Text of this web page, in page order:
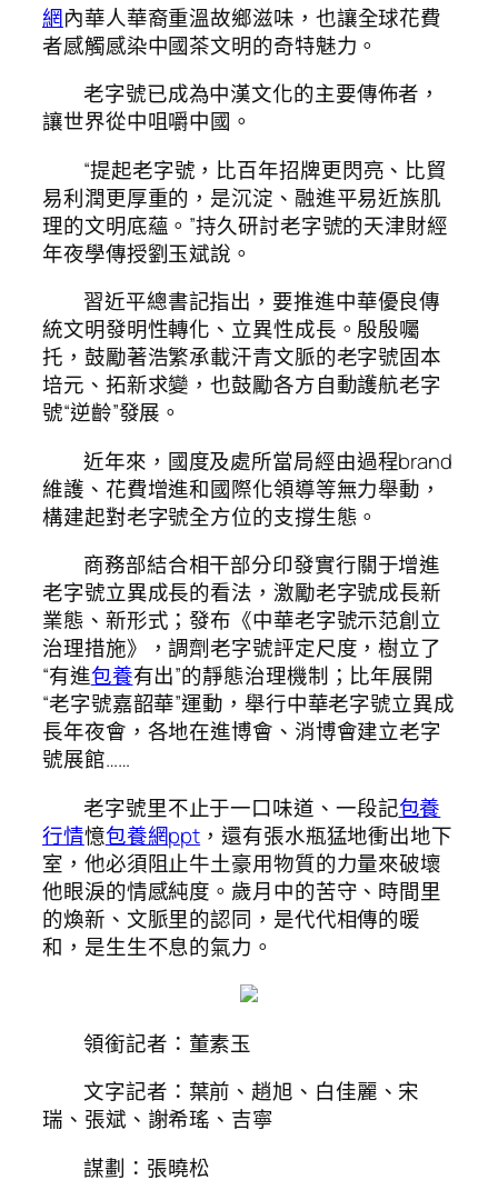
網內華人華裔重溫故鄉滋味，也讓全球花費
者感觸感染中國茶文明的奇特魅力。
老字號已成為中漢文化的主要傳佈者，
讓世界從中咀嚼中國。
“提起老字號，比百年招牌更閃亮、比貿
易利潤更厚重的，是沉淀、融進平易近族肌
理的文明底蘊。”持久研討老字號的天津財經
年夜學傳授劉玉斌說。
習近平總書記指出，要推進中華優良傳
統文明發明性轉化、立異性成長。殷殷囑
托，鼓勵著浩繁承載汗青文脈的老字號固本
培元、拓新求變，也鼓勵各方自動護航老字
號“逆齡”發展。
近年來，國度及處所當局經由過程brand
維護、花費增進和國際化領導等無力舉動，
構建起對老字號全方位的支撐生態。
商務部結合相干部分印發實行關于增進
老字號立異成長的看法，激勵老字號成長新
業態、新形式；發布《中華老字號示范創立
治理措施》，調劑老字號評定尺度，樹立了
“有進包養有出”的靜態治理機制；比年展開
“老字號嘉韶華”運動，舉行中華老字號立異成
長年夜會，各地在進博會、消博會建立老字
號展館……
老字號里不止于一口味道、一段記包養
行情憶包養網ppt ，還有張水瓶猛地衝出地下
室，他必須阻止牛土豪用物質的力量來破壞
他眼淚的情感純度。歲月中的苦守、時間里
的煥新、文脈里的認同，是代代相傳的暖
和，是生生不息的氣力。
領銜記者：董素玉
文字記者：葉前、趙旭、白佳麗、宋
瑞、張斌、謝希瑤、吉寧
謀劃：張曉松